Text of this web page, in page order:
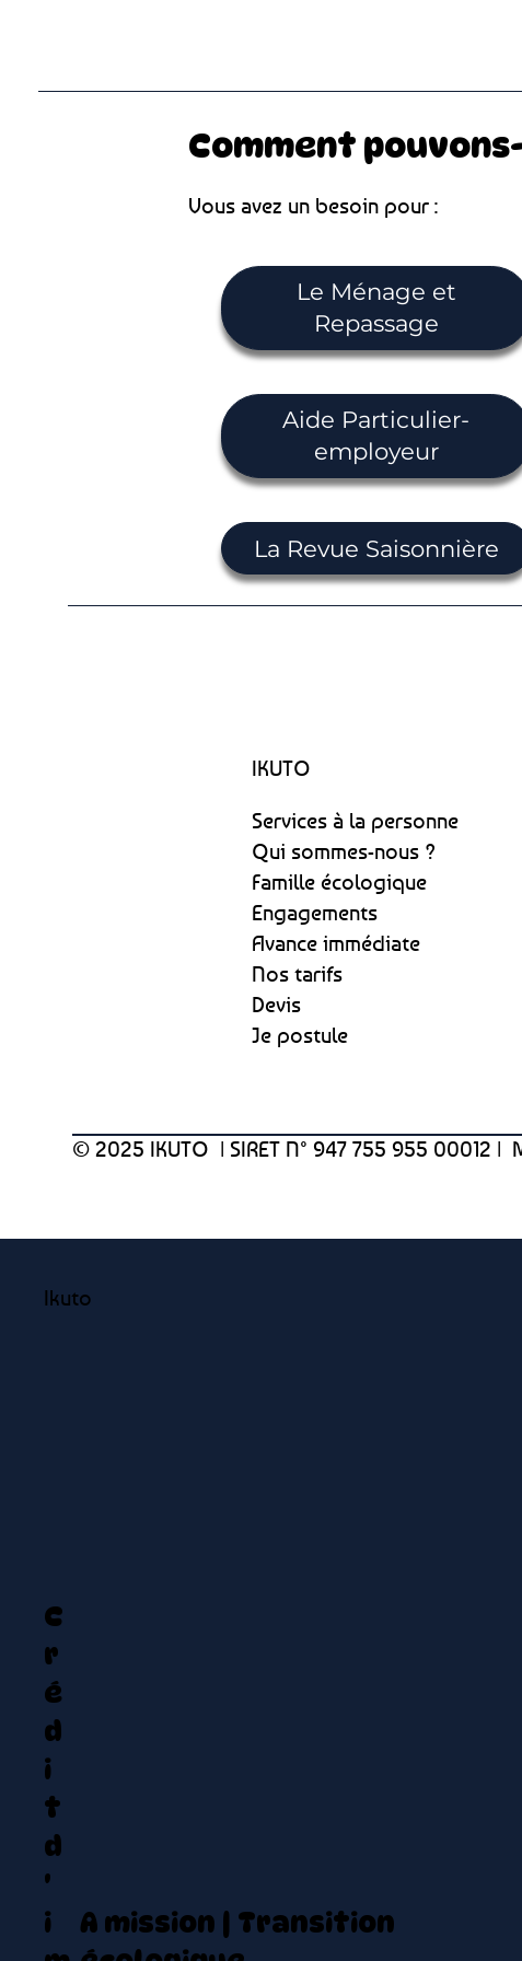
Comment
Vous avez un besoin pour :
Le Ménage et
Repassage
Aide Particulier-
employeur
La Revue Saisonnière
IKUTO
Services à la personne
Qui sommes-nous ?
Famille écologique
Engagements
Avance immédiate
Nos tarifs
Devis
Je postule
© 2025 IKUTO | SIRET N° 947 755 955 00012 |
Ikuto
C
r
é
d
i
t
d
'
i
A mission | Transition